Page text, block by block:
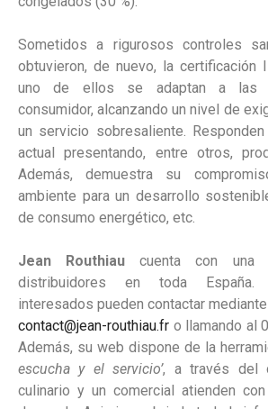
Sometidos a rigurosos controles
obtuvieron, de nuevo, la certificación
uno de ellos se adaptan a las
consumidor, alcanzando un nivel de
un servicio sobresaliente.
actual presentando, entre otros,
Además, demuestra su
ambiente para un desarrollo
de consumo energético, etc.
Jean Routhiau cuenta con una
distribuidores en toda España.
interesados pueden contactar
contact@jean-routhiau.fr o llamando al
Además, su web dispone de la
escucha y el servicio’, a través del
culinario y un comercial atienden